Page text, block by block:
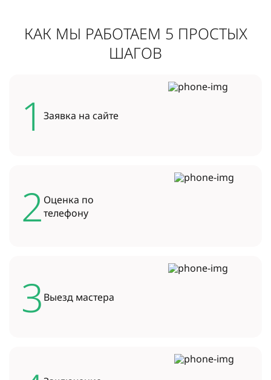
КАК МЫ РАБОТАЕМ 5 ПРОСТЫХ
ШАГОВ
1 Заявка на сайте
2 Оценка по
телефону
3 Выезд мастера